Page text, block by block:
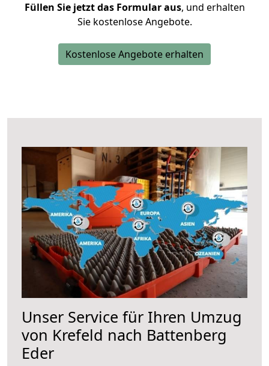
Füllen Sie jetzt das Formular aus, und erhalten
Sie kostenlose Angebote.
Kostenlose Angebote erhalten
Unser Service für Ihren Umzug
von Krefeld nach Battenberg
Eder